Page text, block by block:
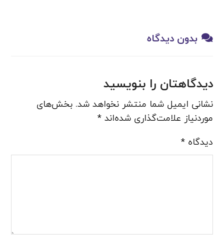
بدون دیدگاه
دیدگاهتان را بنویسید
نشانی ایمیل شما منتشر نخواهد شد. بخش‌های
موردنیاز علامت‌گذاری شده‌اند*
دیدگاه*